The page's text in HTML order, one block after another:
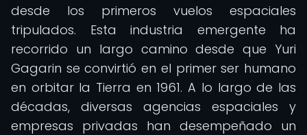
desde los primeros vuelos espaciales
tripulados. Esta industria emergente ha
recorrido un largo camino desde que Yuri
Gagarin se convirtió en el primer ser humano
en orbitar la Tierra en 1961. A lo largo de las
décadas, diversas agencias espaciales y
empresas privadas han desempeñado un